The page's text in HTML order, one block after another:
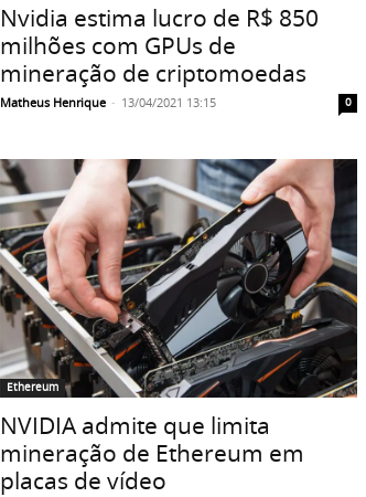
Nvidia estima lucro de R$ 850
milhões com GPUs de
mineração de criptomoedas
Matheus Henrique - 13/04/2021 13:15 0
Ethereum
NVIDIA admite que limita
mineração de Ethereum em
placas de vídeo